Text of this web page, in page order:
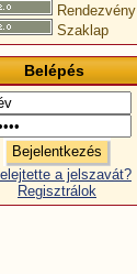
Rendezvény
Szaklap
Belépés
a jelszavát?
Regisztrálok